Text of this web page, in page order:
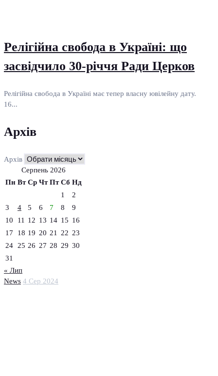
News 4 Сер 2024
Релігійна свобода в Україні: що
засвідчило 30-річчя Ради Церков
Релігійна свобода в Україні має тепер власну ювілейну дату.
16...
Архів
Архів
Серпень 2026
Пн Вт Ср Чт Пт Сб Нд
1
2
3
4 5 6 7 8
9
10
11 12 13 14 15 16
17
18 19 20 21 22 23
24
25 26 27 28 29 30
31
« Лип